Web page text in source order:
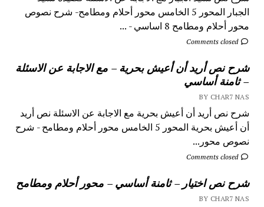
الجبار المحور 5 الخامس محور أحلام ومطامح- شرح نصوص
محور أحلام ومطامح 8 اساسي - ...
Comments closed
شرح نص أريد أن أعيش بحرية – مع الاجابة عن الاسئلة
– ثامنة أساسي
BY CHAR7 NAS
شرح نص أريد أن أعيش بحرية مع الاجابة عن الاسئلة نص أريد
أن أعيش بحرية المحور 5 الخامس محور أحلام ومطامح - شرح
نصوص محور...
Comments closed
شرح نص اختيار – ثامنة أساسي – محور أحلام ومطامح
BY CHAR7 NAS